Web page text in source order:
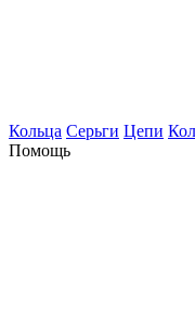
Кольца Серьги Цепи
Помощь